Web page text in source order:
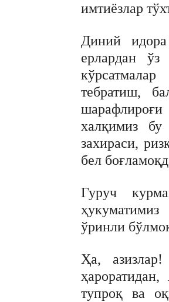
имтиёзлар
Диний
ерлардан
тебратиш,
халқимиз бу
захираси,
бел
Гуруч
ўринли
Ҳа,
тупроқ ва